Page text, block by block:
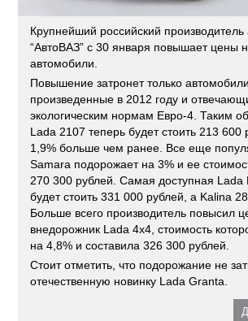
Крупнейший российский
“АвтоВАЗ” с 30 января повышает цены
автомобили.
Повышение затронет только автомобили,
произведенные в 2012 году и
экологическим нормам Евро-4. Таким
Lada 2107 теперь будет стоить 213 600
1,9% больше чем ранее. Все еще
Samara подорожает на 3% и ее
270 300 рублей. Самая доступная Lada
будет стоить 331 000 рублей, а Kalina
Больше всего производитель повысил
внедорожник Lada 4х4, стоимость
на 4,8% и составила 326 300 рублей.
Стоит отметить, что подорожание не
отечественную новинку Lada Granta.